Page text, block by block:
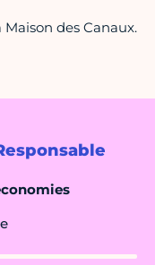
Maison des Canaux.